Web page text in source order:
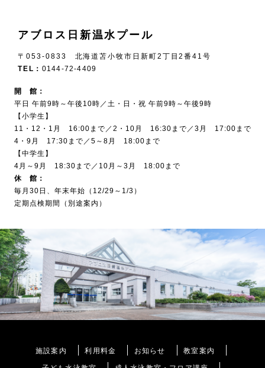
アブロス日新温水プール
〒053-0833 北海道苫小牧市日新町2丁目2番41号
TEL： 0144-72-4409
開 館：
平日 午前9時～午後10時／土・日・祝 午前9時～午後9時
【小学生】
11・12・1月 16:00まで／2・10月 16:30まで／3月 17:00まで
4・9月 17:30まで／5～8月 18:00まで
【中学生】
4月～9月 18:30まで／10月～3月 18:00まで
休 館：
毎月30日、年末年始（12/29～1/3）
定期点検期間（別途案内）
施設案内 利用料金 お知らせ 教室案内